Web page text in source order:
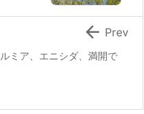
ミア、エニシダ、満開で
 Prev